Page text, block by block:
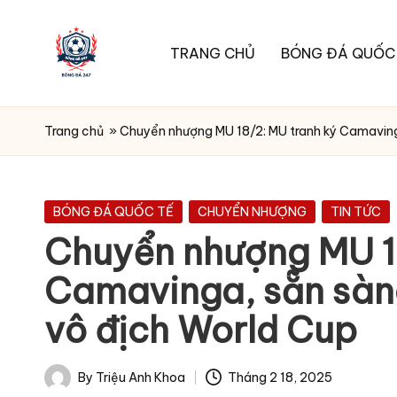
B
O
N
D
A
2
4
7
-
TRANG CHỦ BÓNG ĐÁ
Trang chủ »Chuyển nhượng MU 18/2: MU tranh ký
Posted
BÓNG ĐÁ QUỐC TẾ CHUYỂN NHƯỢNG TIN TỨC
Chuyển nhượng MU
Camavinga, sẵn
vô địch World Cup
Posted
By Triệu Anh Khoa Tháng 2 18, 2025